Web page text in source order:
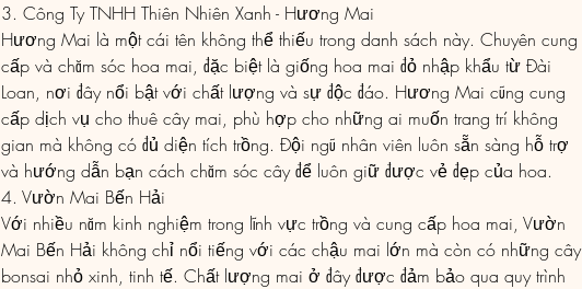
3. Công Ty TNHH Thiên Nhiên Xanh - Hương Mai
Hương Mai là một cái tên không thể thiếu trong danh sách này. Chuyên cung
cấp và chăm sóc hoa mai, đặc biệt là giống hoa mai đỏ nhập khẩu từ Đài
Loan, nơi đây nổi bật với chất lượng và sự độc đáo. Hương Mai cũng cung
cấp dịch vụ cho thuê cây mai, phù hợp cho những ai muốn trang trí không
gian mà không có đủ diện tích trồng. Đội ngũ nhân viên luôn sẵn sàng hỗ trợ
và hướng dẫn bạn cách chăm sóc cây để luôn giữ được vẻ đẹp của hoa.
4. Vườn Mai Bến Hải
Với nhiều năm kinh nghiệm trong lĩnh vực trồng và cung cấp hoa mai, Vườn
Mai Bến Hải không chỉ nổi tiếng với các chậu mai lớn mà còn có những cây
bonsai nhỏ xinh, tinh tế. Chất lượng mai ở đây được đảm bảo qua quy trình